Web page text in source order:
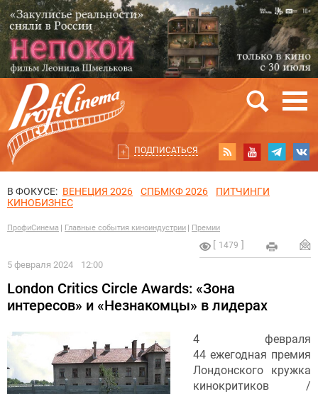
ПОДПИСАТЬСЯ
В ФОКУСЕ: ВЕНЕЦИЯ 2026 СПБМКФ 2026
ПИТЧИНГИ
КИНОБИЗНЕС
ПрофиСинема Главные события киноиндустрии Премии
1479
5 февраля 2024 12:00
London Critics Circle Awards: «Зона
интересов» и «Незнакомцы» в лидерах
4 февраля
44 ежегодная премия
Лондонского кружка
кинокритиков /